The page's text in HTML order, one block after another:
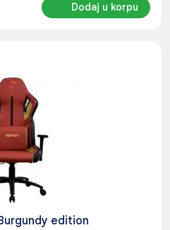
Dodaj u korpu
edition